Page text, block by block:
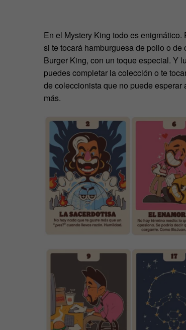
En el Mystery King todo es
si te tocará hamburguesa de pollo o
Burger King, con un toque especial. Y
puedes completar la colección o te
de coleccionista que no puede
más.